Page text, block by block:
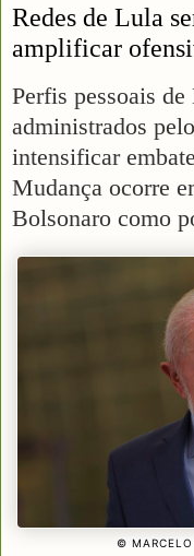
Redes de Lula
amplificar
Perfis pessoais
administrados
intensificar
Mudança ocorre
Bolsonaro como
© MARCELO